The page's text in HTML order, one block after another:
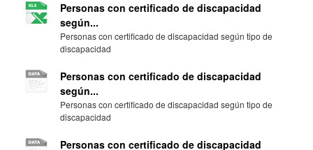
Personas con certificado de discapacidad
según...
Personas con certificado de discapacidad según tipo de
discapacidad
Personas con certificado de discapacidad
según...
Personas con certificado de discapacidad según tipo de
discapacidad
Personas con certificado de discapacidad